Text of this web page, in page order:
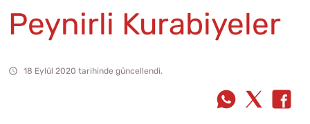
Peynirli Kurabiyeler
18 Eylül 2020 tarihinde güncellendi.